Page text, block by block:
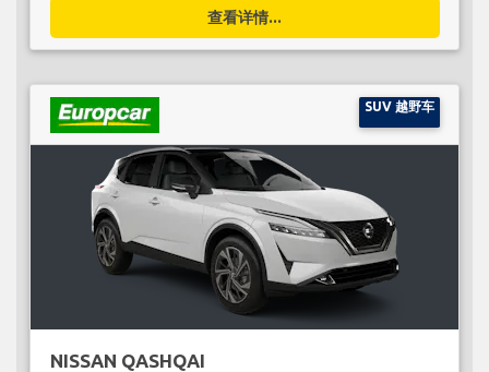
查看详情...
SUV 越野车
NISSAN QASHQAI